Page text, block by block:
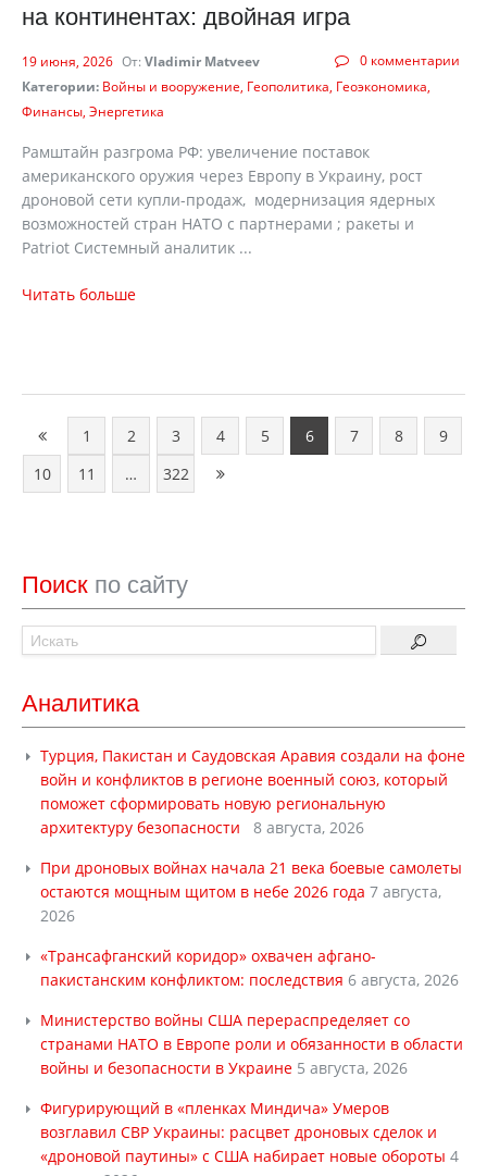
на континентах: двойная игра
0 комментарии
19 июня, 2026 От: Vladimir Matveev
Категории: Войны и вооружение Геополитика Геоэкономика
Финансы Энергетика
Рамштайн разгрома РФ: увеличение поставок
американского оружия через Европу в Украину, рост
дроновой сети купли-продаж, модернизация ядерных
возможностей стран НАТО с партнерами ; ракеты и
Patriot Системный аналитик ...
Читать больше
1 2 3 4 5 6 7 8
9
10
11 … 322
Поиск по сайту
Аналитика
Турция, Пакистан и Саудовская Аравия создали на фоне
войн и конфликтов в регионе военный союз, который
поможет сформировать новую региональную
архитектуру безопасности
8 августа, 2026
При дроновых войнах начала 21 века боевые самолеты
остаются мощным щитом в небе 2026 года 7 августа,
2026
«Трансафганский коридор» охвачен афгано-
пакистанским конфликтом: последствия 6 августа, 2026
Министерство войны США перераспределяет со
странами НАТО в Европе роли и обязанности в области
войны и безопасности в Украине 5 августа, 2026
Фигурирующий в «пленках Миндича» Умеров
возглавил СВР Украины: расцвет дроновых сделок и
«дроновой паутины» с США набирает новые обороты 4